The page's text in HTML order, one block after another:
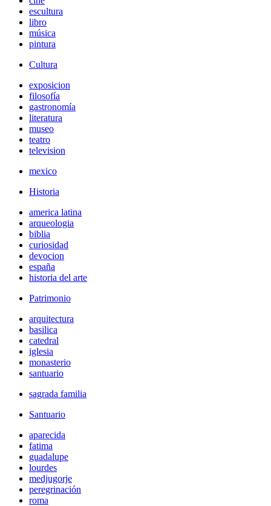
escultura
libro
música
pintura
Cultura
exposicion
filosofía
gastronomía
literatura
museo
teatro
television
mexico
Historia
america latina
arqueologia
biblia
curiosidad
devocion
españa
historia del arte
Patrimonio
arquitectura
basilica
catedral
iglesia
monasterio
santuario
sagrada familia
Santuario
aparecida
fatima
guadalupe
lourdes
medjugorje
peregrinación
roma